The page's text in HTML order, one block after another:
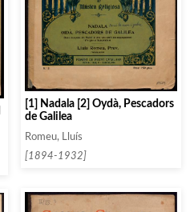
[1] Nadala [2] Oydà, Pescadors
de Galilea
Romeu, Lluís
[1894-1932]